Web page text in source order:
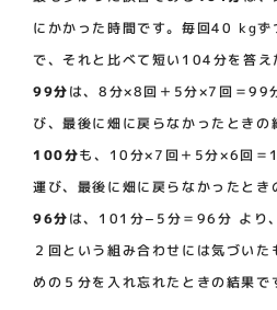
にかかった時間です。毎回40 kg
で、それと比べて短い104分を答え
99分は、8分×8回＋5分×7回＝99
び、最後に畑に戻らなかったときの
100分も、10分×7回＋5分×6回
運び、最後に畑に戻らなかったとき
96分は、101分−5分＝96分 より
２回という組み合わせには気づい
めの５分を入れ忘れたときの結果で